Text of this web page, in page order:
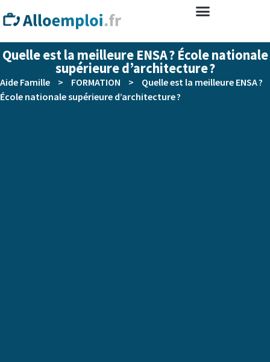
Quelle est la meilleure ENSA ? École nationale
supérieure d’architecture ?
Aide Famille > FORMATION >
Quelle est la meilleure ENSA ?
École nationale supérieure d’architecture ?